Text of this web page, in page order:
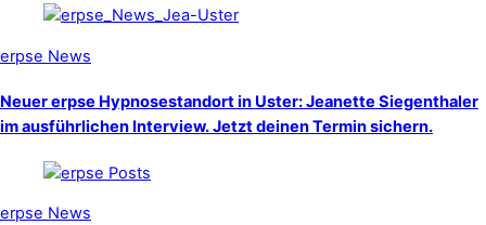
erpse News
Neuer erpse Hypnosestandort in Uster: Jeanette Siegenthaler
im ausführlichen Interview. Jetzt deinen Termin sichern.
erpse News